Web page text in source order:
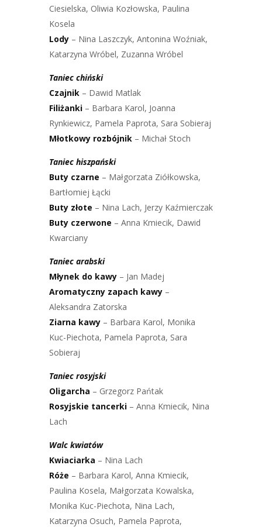
Ciesielska, Oliwia Kozłowska, Paulina
Kosela
Lody – Nina Laszczyk, Antonina Woźniak,
Katarzyna Wróbel, Zuzanna Wróbel
Taniec chiński
Czajnik – Dawid Matlak
Filiżanki – Barbara Karol, Joanna
Rynkiewicz, Pamela Paprota, Sara Sobieraj
Młotkowy rozbójnik – Michał Stoch
Taniec hiszpański
Buty czarne – Małgorzata Ziółkowska,
Bartłomiej Łącki
Buty złote – Nina Lach, Jerzy Kaźmierczak
Buty czerwone – Anna Kmiecik, Dawid
Kwarciany
Taniec arabski
Młynek do kawy – Jan Madej
Aromatyczny zapach kawy –
Aleksandra Zatorska
Ziarna kawy – Barbara Karol, Monika
Kuc-Piechota, Pamela Paprota, Sara
Sobieraj
Taniec rosyjski
Oligarcha – Grzegorz Pańtak
Rosyjskie tancerki – Anna Kmiecik, Nina
Lach
Walc kwiatów
Kwiaciarka – Nina Lach
Róże – Barbara Karol, Anna Kmiecik,
Paulina Kosela, Małgorzata Kowalska,
Monika Kuc-Piechota, Nina Lach,
Katarzyna Osuch, Pamela Paprota,